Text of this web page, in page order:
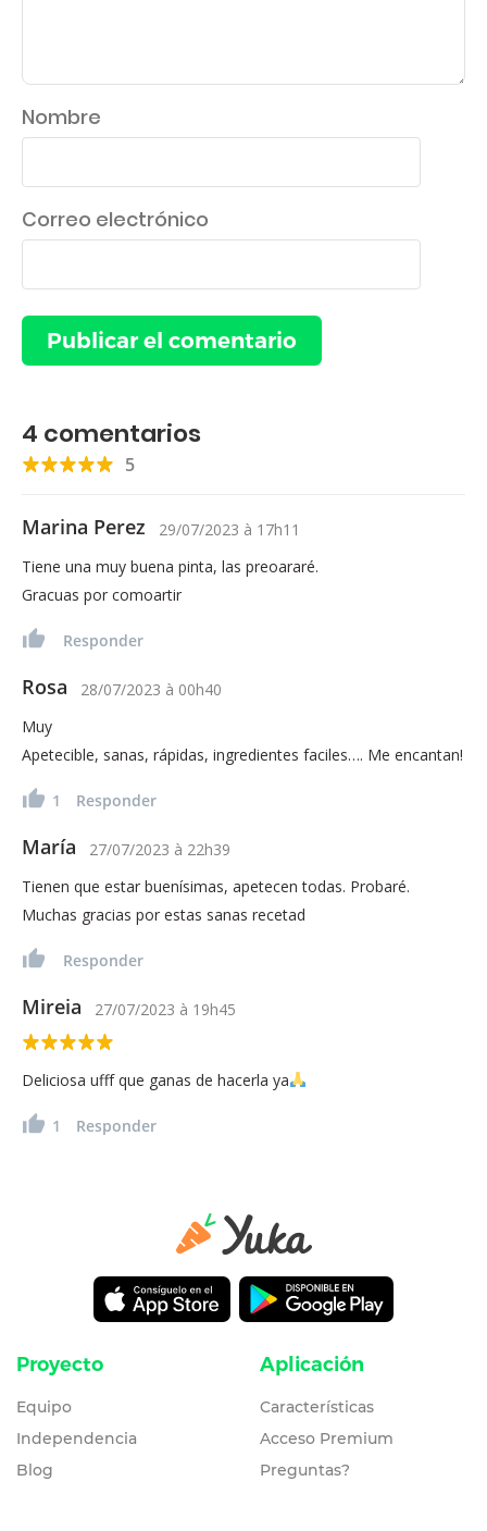
Nombre
Correo electrónico
4 comentarios
5
Marina Perez 29/07/2023 à 17h11
Tiene una muy buena pinta, las preoararé.
Gracuas por comoartir
Responder
Rosa 28/07/2023 à 00h40
Muy
Apetecible, sanas, rápidas, ingredientes faciles…. Me encantan!
1 Responder
María 27/07/2023 à 22h39
Tienen que estar buenísimas, apetecen todas. Probaré.
Muchas gracias por estas sanas recetad
Responder
Mireia 27/07/2023 à 19h45
Deliciosa ufff que ganas de hacerla ya
1 Responder
Proyecto
Equipo
Independencia
Blog
Aplicación
Características
Acceso Premium
Preguntas?